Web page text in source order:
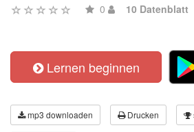
0 10 Datenblatt
Lernen beginnen
mp3 downloaden Drucken